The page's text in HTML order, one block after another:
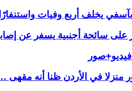
يخلف أربع وفيات واستنفارًا
على سائحة أجنبية يسفر عن
منزلا في الأردن ظنا أنه مقهى …